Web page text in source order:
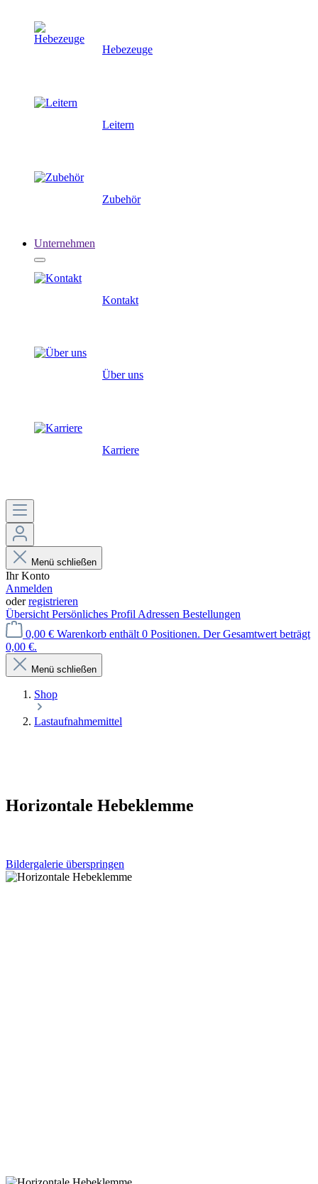
Hebezeuge
Leitern
Zubehör
Unternehmen
Kontakt
Über uns
Karriere
Menü schließen
Ihr Konto
Anmelden
oderregistrieren
Übersicht Persönliches Profil Adressen Bestellungen
0,00 € Warenkorb enthält 0 Positionen. Der Gesamtwert beträgt
0,00 €.
Menü schließen
Shop
Lastaufnahmemittel
Horizontale Hebeklemme
Bildergalerie überspringen